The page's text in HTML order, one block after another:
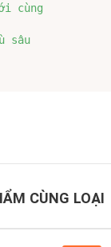
cùng
sâu
CÙNG LOẠI